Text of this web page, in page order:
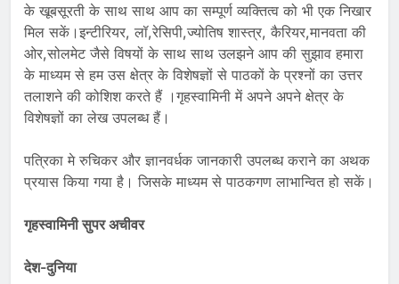
के खूबसूरती के साथ साथ आप का सम्पूर्ण व्यक्तित्व को भी एक निखार
मिल सकें।इन्टीरियर, लॉ,रेसिपी,ज्योतिष शास्त्र, कैरियर,मानवता की
ओर,सोलमेट जैसे विषयों के साथ साथ उलझने आप की सुझाव हमारा
के माध्यम से हम उस क्षेत्र के विशेषज्ञों से पाठकों के प्रश्नों का उत्तर
तलाशने की कोशिश करते हैं ।गृहस्वामिनी में अपने अपने क्षेत्र के
विशेषज्ञों का लेख उपलब्ध हैं।
पत्रिका मे रुचिकर और ज्ञानवर्धक जानकारी उपलब्ध कराने का अथक
प्रयास किया गया है। जिसके माध्यम से पाठकगण लाभान्वित हो सकें।
गृहस्वामिनी सुपर अचीवर
देश-दुनिया